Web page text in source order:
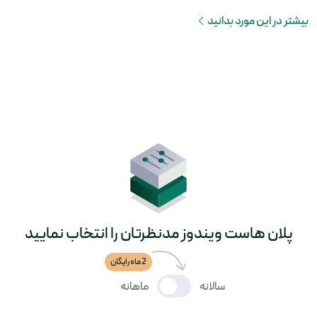
بیشتر در این مورد بدانید
پلان هاست ویندوز مدنظرتان را انتخاب نمایید
سالانه ماهانه
2 ماه رایگان